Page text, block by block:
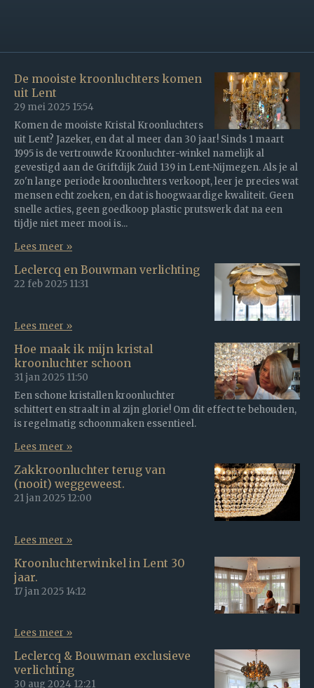
De mooiste kroonluchters komen
uit Lent
29 mei 2025 15:54
Komen de mooiste Kristal Kroonluchters
uit Lent? Jazeker, en dat al meer dan 30 jaar! Sinds 1 maart
1995 is de vertrouwde Kroonluchter-winkel namelijk al
gevestigd aan de Griftdijk Zuid 139 in Lent-Nijmegen. Als je al
zo'n lange periode kroonluchters verkoopt, leer je precies wat
mensen echt zoeken, en dat is hoogwaardige kwaliteit. Geen
snelle acties, geen goedkoop plastic prutswerk dat na een
tijdje niet meer mooi is...
Lees meer »
Leclercq en Bouwman verlichting
22 feb 2025 11:31
Lees meer »
Hoe maak ik mijn kristal
kroonluchter schoon
31 jan 2025 11:50
Een schone kristallen kroonluchter
schittert en straalt in al zijn glorie! Om dit effect te behouden,
is regelmatig schoonmaken essentieel.
Lees meer »
Zakkroonluchter terug van
(nooit) weggeweest.
21 jan 2025 12:00
Lees meer »
Kroonluchterwinkel in Lent 30
jaar.
17 jan 2025 14:12
Lees meer »
Leclercq & Bouwman exclusieve
verlichting
30 aug 2024 12:21